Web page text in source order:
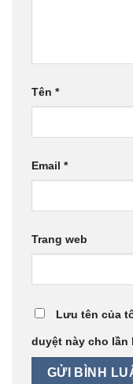
Tên *
Email *
Trang web
Lưu tên của
duyệt này cho lần